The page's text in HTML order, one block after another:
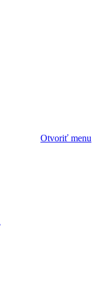
Otvoriť menu